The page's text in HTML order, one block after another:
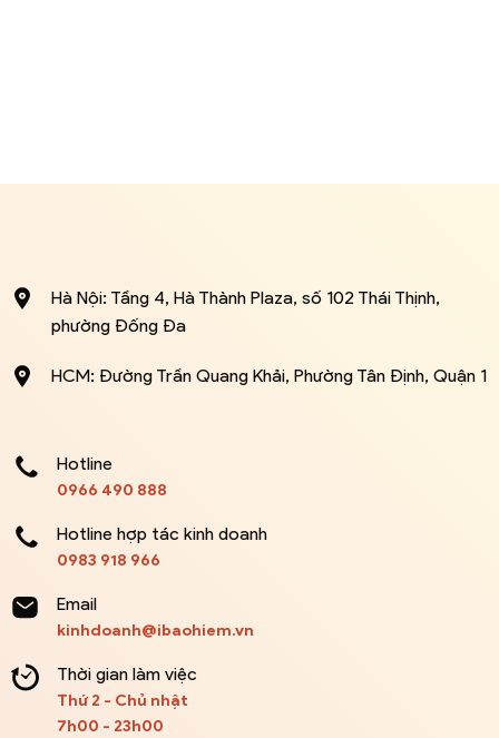
Hà Nội: Tầng 4, Hà Thành Plaza, số 102 Thái Thịnh,
phường Đống Đa
HCM: Đường Trần Quang Khải, Phường Tân Định, Quận 1
Hotline
0966 490 888
Hotline hợp tác kinh doanh
0983 918 966
Email
kinhdoanh@ibaohiem.vn
Thời gian làm việc
Thứ 2 - Chủ nhật
7h00 - 23h00